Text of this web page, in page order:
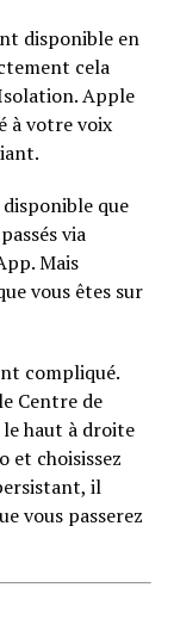
disponible en
cela
Apple
à votre voix
que
via
Mais
vous êtes sur
compliqué.
Centre de
haut à droite
et choisissez
il
vous passerez